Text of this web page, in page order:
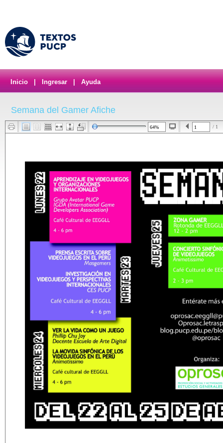
Inicio Ingresar Ayuda
Semana del Gamer Afiche
/ 1